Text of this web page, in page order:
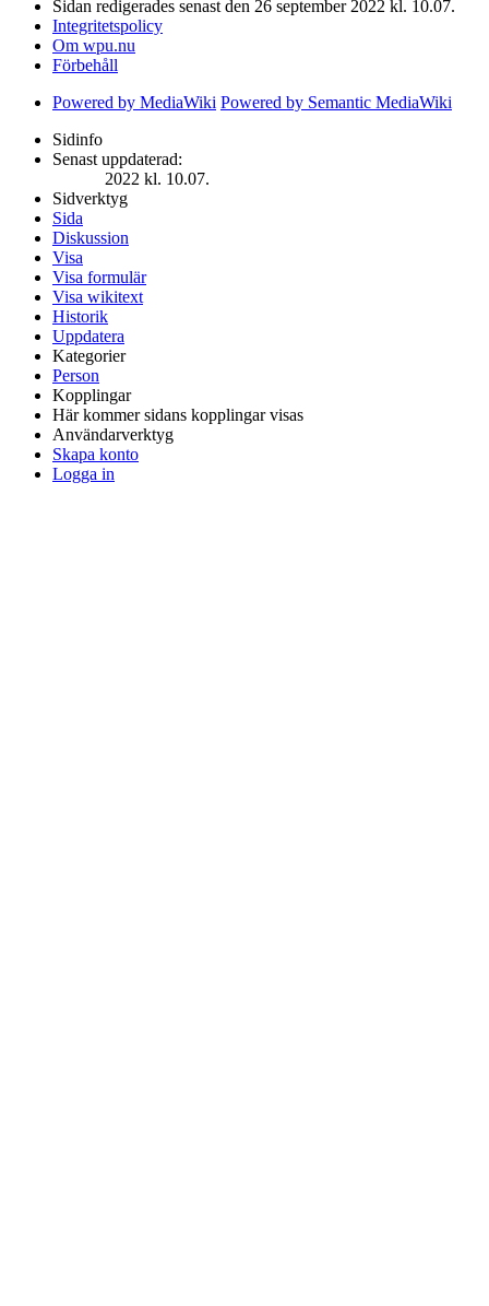
Sidan redigerades senast den 26 september 2022 kl. 10.07.
Integritetspolicy
Om wpu.nu
Förbehåll
Powered by MediaWiki Powered by Semantic MediaWiki
Sidinfo
Senast uppdaterad:
2022 kl. 10.07.
Sidverktyg
Sida
Diskussion
Visa
Visa formulär
Visa wikitext
Historik
Uppdatera
Kategorier
Person
Kopplingar
Här kommer sidans kopplingar visas
Användarverktyg
Skapa konto
Logga in